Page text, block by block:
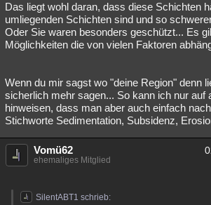
Das liegt wohl daran, dass diese Schichten
umliegenden Schichten sind und so
Oder Sie waren besonders geschützt... Es
Möglichkeiten die von vielen Faktoren
Wenn du mir sagst wo "deine Region" denn
sicherlich mehr sagen... So kann ich nur auf
hinweisen, dass man aber auch einfach
Stichworte Sedimentation, Subsidenz,
Vomü62
ehemaliges Mitglied
SilentABT1 schrieb: